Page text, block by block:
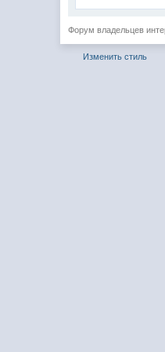
Форум владельцев
Изменить стиль